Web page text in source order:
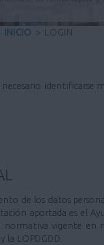
DE
AYUDA
INICIO > LOGIN
necesario identificarse
de los datos
aportada es el
normativa vigente en
la LOPDGDD.